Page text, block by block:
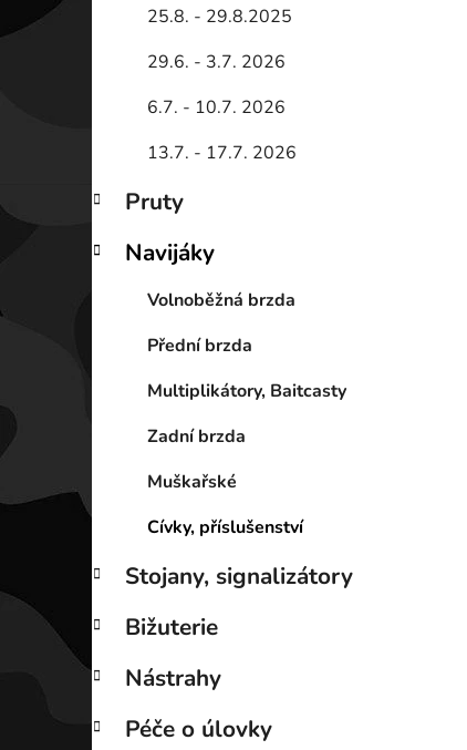
25.8. - 29.8.2025
29.6. - 3.7. 2026
6.7. - 10.7. 2026
13.7. - 17.7. 2026
Pruty
Navijáky
Volnoběžná brzda
Přední brzda
Multiplikátory, Baitcasty
Zadní brzda
Muškařské
Cívky, příslušenství
Stojany, signalizátory
Bižuterie
Nástrahy
Péče o úlovky